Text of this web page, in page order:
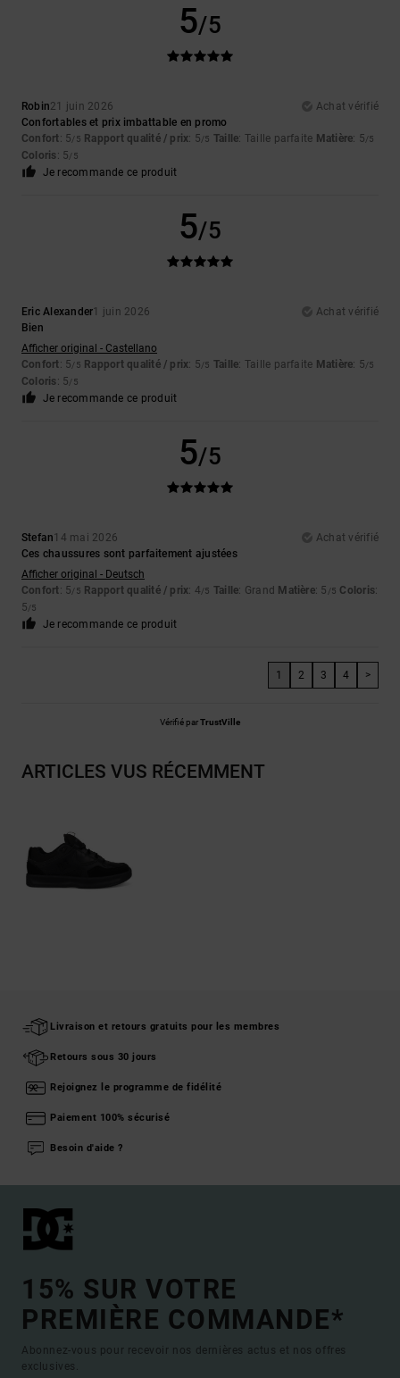
5/5
Robin21 juin 2026
Achat vérifié
Confortables et prix imbattable en promo
Confort: 5/5 Rapport qualité / prix: 5/5 Taille: Taille parfaite Matière: 5/5
Coloris: 5/5
Je recommande ce produit
5/5
Eric Alexander1 juin 2026
Achat vérifié
Bien
Afficher original - Castellano
Confort: 5/5 Rapport qualité / prix: 5/5 Taille: Taille parfaite Matière: 5/5
Coloris: 5/5
Je recommande ce produit
5/5
Stefan14 mai 2026
Achat vérifié
Ces chaussures sont parfaitement ajustées
Afficher original - Deutsch
Confort: 5/5 Rapport qualité / prix: 4/5 Taille: Grand Matière: 5 /5 Coloris:
5/5
Je recommande ce produit
1 2 3 4 >
Vérifié parTrustVille
ARTICLES VUS RÉCEMMENT
Livraison et retours gratuits pour les membres
Retours sous 30 jours
Rejoignez le programme de fidélité
Paiement 100% sécurisé
Besoin d'aide ?
15% SUR VOTRE
PREMIÈRE COMMANDE*
Abonnez-vous pour recevoir nos dernières actus et nos offres
exclusives.